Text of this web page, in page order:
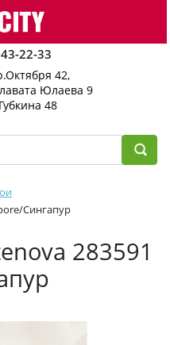
22-33
42,
Юлаева 9
48
Сингапур
283591